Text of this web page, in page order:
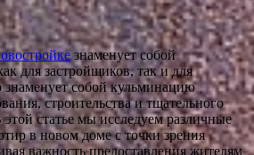
знаменует собой
для застройщиков, так и для
собой кульминацию
строительства и тщательного
статье мы исследуем различные
в новом доме с точки зрения
важность предоставления жителям